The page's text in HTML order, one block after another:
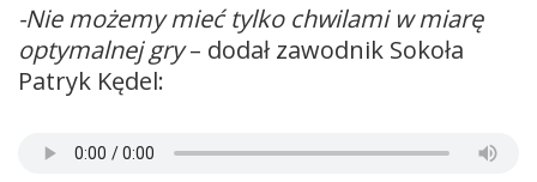
-Nie możemy mieć tylko chwilami w miarę
optymalnej gry– dodał zawodnik Sokoła
Patryk Kędel: